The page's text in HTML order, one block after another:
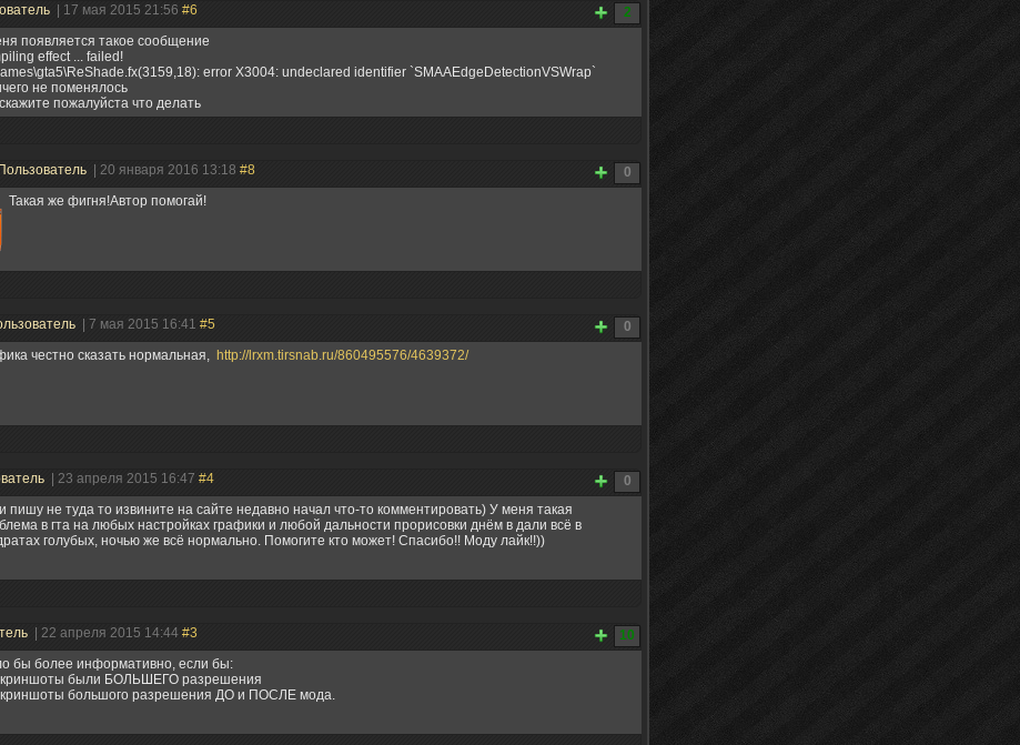
2
| 17 мая 2015 21:56 #6
появляется такое сообщение
effect ... failed!
error X3004: undeclared identifier `SMAAEdgeDetectionVSWrap`
не поменялось
пожалуйста что делать
0
Пользователь | 20 января 2016 13:18 #8
Такая же фигня!Автор помогай!
0
| 7 мая 2015 16:41 #5
честно сказать нормальная, http://lrxm.tirsnab.ru/860495576/4639372/
0
| 23 апреля 2015 16:47 #4
пишу не туда то извините на сайте недавно начал что-то комментировать) У меня такая
в гта на любых настройках графики и любой дальности прорисовки днём в дали всё в
голубых, ночью же всё нормально. Помогите кто может! Спасибо!! Моду лайк!!))
10
| 22 апреля 2015 14:44 #3
бы более информативно, если бы:
были БОЛЬШЕГО разрешения
большого разрешения ДО и ПОСЛЕ мода.